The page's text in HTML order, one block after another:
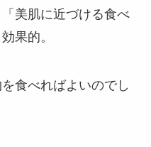
美肌に近づける食べ
果的。
食べればよいのでし